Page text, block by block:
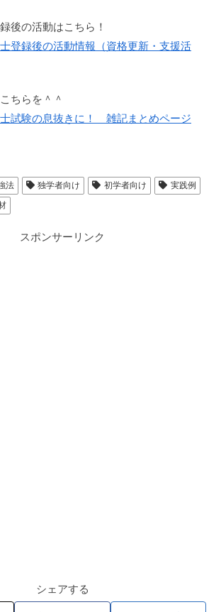
後の活動はこちら！
登録後の活動情報（資格更新・支援活
ちらを＾＾
試験の息抜きに！ 雑記まとめページ
法 独学者向け 初学者向け
実践例
スポンサーリンク
シェアする